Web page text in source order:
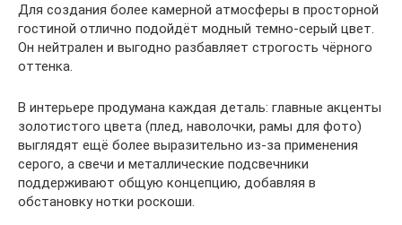
Для создания более камерной атмосферы в просторной
гостиной отлично подойдёт модный темно-серый цвет.
Он нейтрален и выгодно разбавляет строгость чёрного
оттенка.
В интерьере продумана каждая деталь: главные акценты
золотистого цвета (плед, наволочки, рамы для фото)
выглядят ещё более выразительно из-за применения
серого, а свечи и металлические подсвечники
поддерживают общую концепцию, добавляя в
обстановку нотки роскоши.